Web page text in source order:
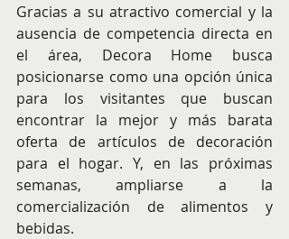
Gracias a su atractivo comercial y la
ausencia de competencia directa en
el área, Decora Home busca
posicionarse como una opción única
para los visitantes que buscan
encontrar la mejor y más barata
oferta de artículos de decoración
para el hogar. Y, en las próximas
semanas, ampliarse a la
comercialización de alimentos y
bebidas.